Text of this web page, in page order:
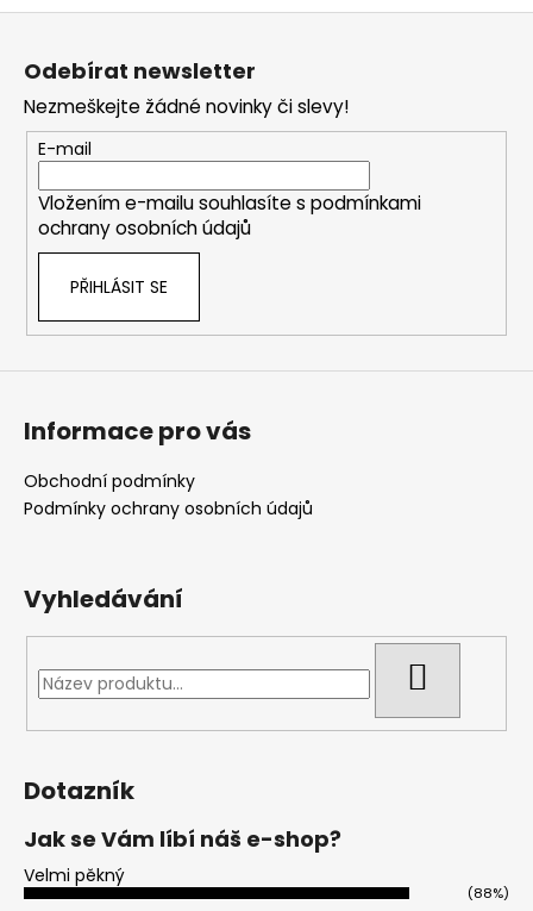
Odebírat newsletter
Nezmeškejte žádné novinky či slevy!
E-mail
Vložením e-mailu souhlasíte s podmínkami
ochrany osobních údajů
PŘIHLÁSIT SE
Informace pro vás
Obchodní podmínky
Podmínky ochrany osobních údajů
Vyhledávání
Dotazník
Jak se Vám líbí náš e-shop?
Velmi pěkný
(88%)